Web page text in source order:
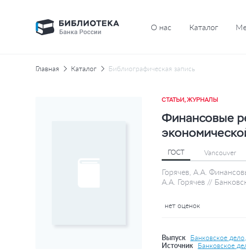
О нас Каталог
Главная Каталог Библиографическая запись
СТАТЬИ, ЖУРНАЛЫ
Финансовые
ГОСТ Vancouver
Горячев, А.А.
А.А. Горячев //
нет оценок
Выпуск
Банковское
Источник
Банковское